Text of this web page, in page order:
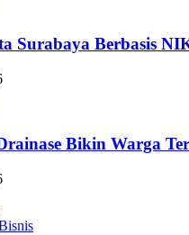
Surabaya Berbasis
Bikin Warga